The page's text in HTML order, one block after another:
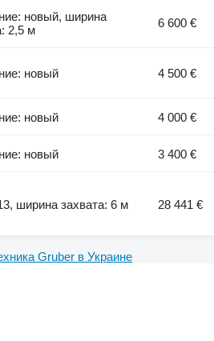
новый, ширина
2,5 м
6 600 €
новый 4 500 €
новый 4 000 €
новый 3 400 €
ширина захвата: 6 м 28 441 €
Gruber в Украине